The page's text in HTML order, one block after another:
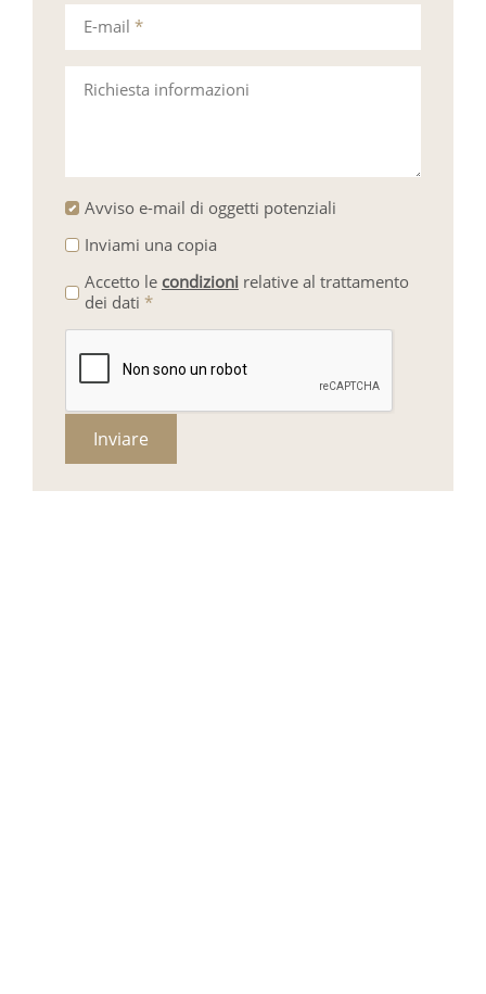
Richiesta informazioni
E-mail *
Avviso e-mail di oggetti potenziali
Inviami una copia
Accetto le condizionirelative al trattamento
dei dati *
Inviare